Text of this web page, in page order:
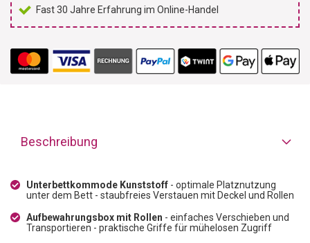
Fast 30 Jahre Erfahrung im Online-Handel
Beschreibung
Unterbettkommode Kunststoff - optimale Platznutzung
unter dem Bett - staubfreies Verstauen mit Deckel und Rollen
Aufbewahrungsbox mit Rollen - einfaches Verschieben und
Transportieren - praktische Griffe für mühelosen Zugriff